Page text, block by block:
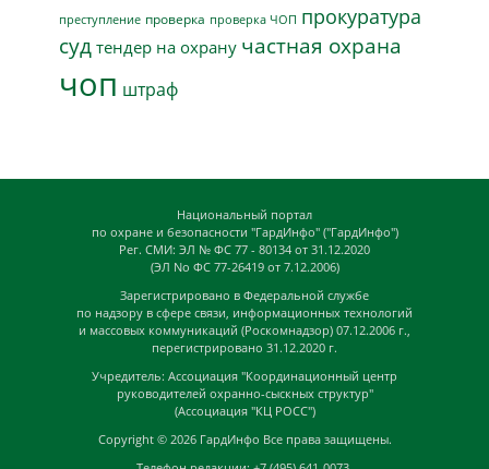
преступление проверка проверка ЧОП прокуратура
суд тендер на охрану частная охрана
чоп штраф
Национальный портал
по охране и безопасности "ГардИнфо" ("ГардИнфо")
Рег. СМИ: ЭЛ № ФС 77 - 80134 от 31.12.2020
(ЭЛ No ФС 77-26419 от 7.12.2006)
Зарегистрировано в Федеральной службе
по надзору в сфере связи, информационных технологий
и массовых коммуникаций (Роскомнадзор) 07.12.2006 г.,
перегистрировано 31.12.2020 г.
Учредитель: Ассоциация "Координационный центр
руководителей охранно-сыскных структур"
(Ассоциация "КЦ РОСС")
Copyright © 2026 ГардИнфо Все права защищены.